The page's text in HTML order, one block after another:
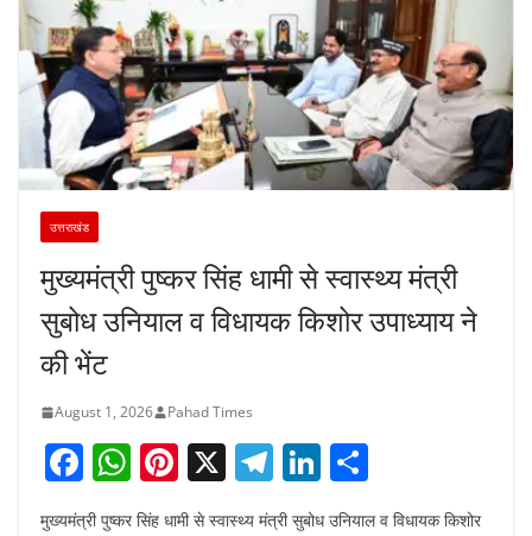
उत्तराखंड
मुख्यमंत्री पुष्कर सिंह धामी से स्वास्थ्य मंत्री
सुबोध उनियाल व विधायक किशोर उपाध्याय ने
की भेंट
August 1, 2026 Pahad Times
F
a
W
h
Pi
nt
X T
el
Li
n
मुख्यमंत्री पुष्कर सिंह धामी से स्वास्थ्य मंत्री सुबोध उनियाल व विधायक किशोर